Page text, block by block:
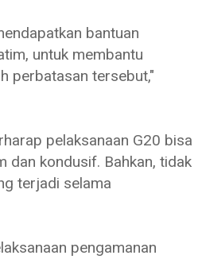
bantuan
untuk membantu
perbatasan tersebut,"
pelaksanaan G20 bisa
dan kondusif. Bahkan, tidak
terjadi selama
pengamanan